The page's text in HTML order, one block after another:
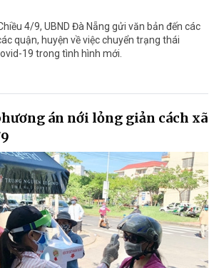
4/9, UBND Đà Nẵng gửi văn bản đến các
quận, huyện về việc chuyển trạng thái
19 trong tình hình mới.
án nới lỏng giản cách xã